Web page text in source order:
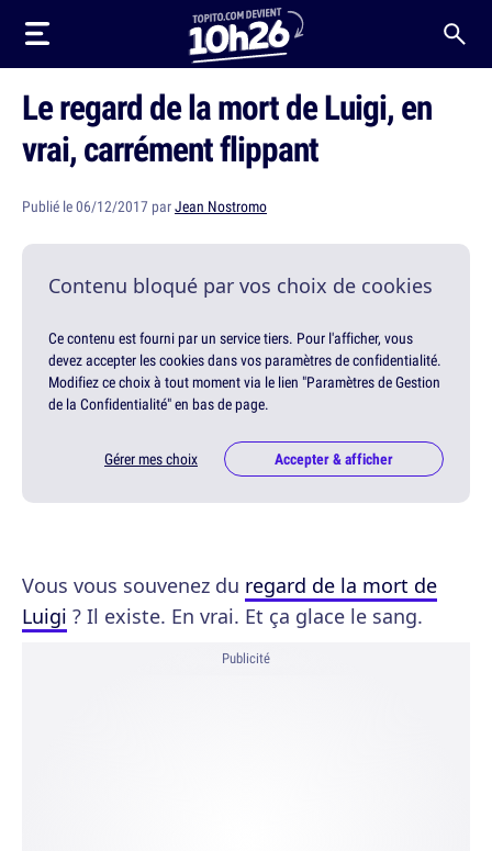
Le regard de la mort de Luigi, en
vrai, carrément flippant
Publié le 06/12/2017 parJean Nostromo
Contenu bloqué par vos choix de cookies
Ce contenu est fourni par un service tiers. Pour l'afficher, vous
devez accepter les cookies dans vos paramètres de confidentialité.
Modifiez ce choix à tout moment via le lien "Paramètres de Gestion
de la Confidentialité" en bas de page.
Gérer mes choix Accepter & afficher
Vous vous souvenez du regard de la mort de
Luigi ? Il existe. En vrai. Et ça glace le sang.
Publicité